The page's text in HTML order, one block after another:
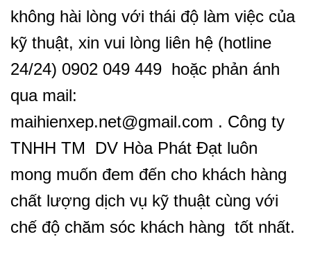
không hài lòng với thái độ làm việc của
kỹ thuật, xin vui lòng liên hệ (hotline
24/24) 0902 049 449 hoặc phản ánh
qua mail:
maihienxep.net@gmail.com . Công ty
TNHH TM DV Hòa Phát Đạt luôn
mong muốn đem đến cho khách hàng
chất lượng dịch vụ kỹ thuật cùng với
chế độ chăm sóc khách hàng tốt nhất.